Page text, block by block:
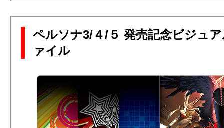
ペルソナ3/４/５ 発売記念ビジュ
ァイル